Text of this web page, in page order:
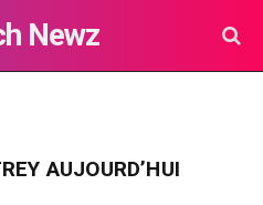
Newz
AUJOURD’HUI